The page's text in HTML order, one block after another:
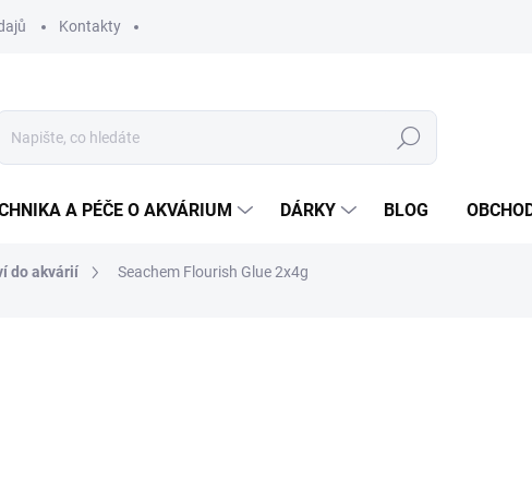
Kontakty
Hledat
A PÉČE O AKVÁRIUM DÁRKY BLOG
do akvárií Seachem Flourish Glue 2x4g